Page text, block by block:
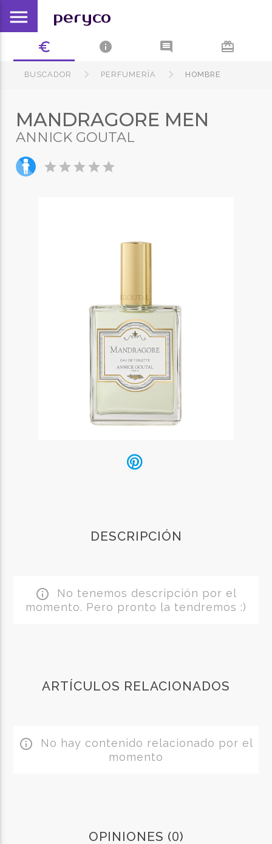
menu peryco
euro_symbol info comment card_giftcard
BUSCADOR PERFUMERÍA HOMBRE
MANDRAGORE MEN
ANNICK GOUTAL
starstarstarstarstar
DESCRIPCIÓN
info_outline No tenemos descripción por el
momento. Pero pronto la tendremos :)
ARTÍCULOS RELACIONADOS
info_outline No hay contenido relacionado por el
momento
OPINIONES (0)